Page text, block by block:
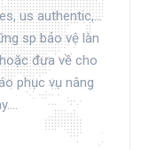
us authentic,...
sp bảo vệ làn
đưa về cho
phục vụ nâng